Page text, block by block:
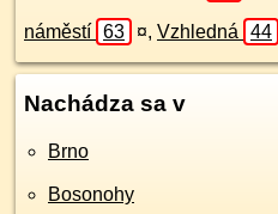
náměstí 63 ¤, Vzhledná 44
Nachádza sa v
Brno
Bosonohy